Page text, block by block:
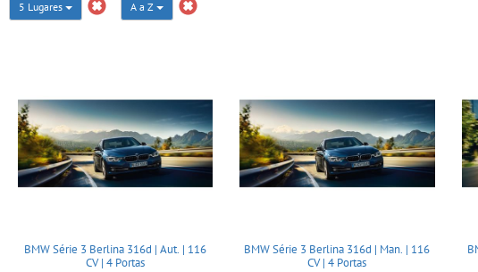
5 Lugares A a Z
BMW Série 3 Berlina 316d | Aut. | 116
CV | 4 Portas
BMW Série 3 Berlina 316d | Man. | 116
CV | 4 Portas